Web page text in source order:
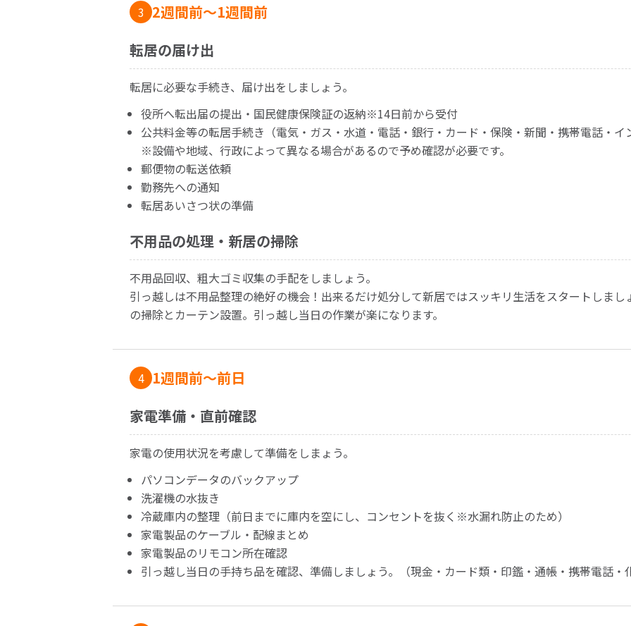
3 2週間前〜1週間前
転居の届け出
転居に必要な手続き、届け出をしましょう。
役所へ転出届の提出・国民健康保険証の返納※14日前から受付
公共料金等の転居手続き（電気・ガス・水道・電話・銀行・カード・保険・新聞・携帯電話・イ
※設備や地域、行政によって異なる場合があるので予め確認が必要です。
郵便物の転送依頼
勤務先への通知
転居あいさつ状の準備
不用品の処理・新居の掃除
不用品回収、粗大ゴミ収集の手配をしましょう。
引っ越しは不用品整理の絶好の機会！出来るだけ処分して新居ではスッキリ生活をスタートしま
の掃除とカーテン設置。引っ越し当日の作業が楽になります。
4 1週間前〜前日
家電準備・直前確認
家電の使用状況を考慮して準備をしまょう。
パソコンデータのバックアップ
洗濯機の水抜き
冷蔵庫内の整理（前日までに庫内を空にし、コンセントを抜く※水漏れ防止のため）
家電製品のケーブル・配線まとめ
家電製品のリモコン所在確認
引っ越し当日の手持ち品を確認、準備しましょう。（現金・カード類・印鑑・通帳・携帯電話・